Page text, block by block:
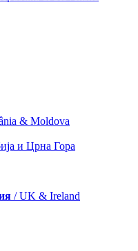
& Moldova
и Црна Гора
/ UK & Ireland